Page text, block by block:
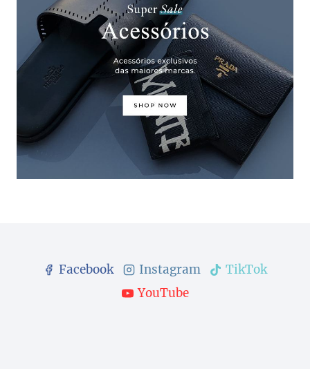
Facebook Instagram
TikTok
YouTube